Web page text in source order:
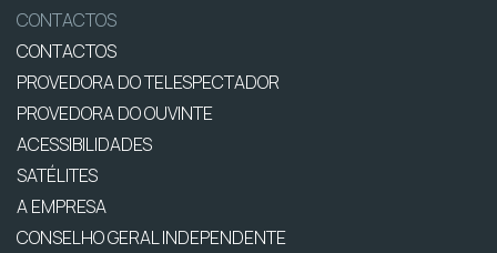
CONTACTOS
CONTACTOS
PROVEDORA DO TELESPECTADOR
PROVEDORA DO OUVINTE
ACESSIBILIDADES
SATÉLITES
A EMPRESA
CONSELHO GERAL INDEPENDENTE